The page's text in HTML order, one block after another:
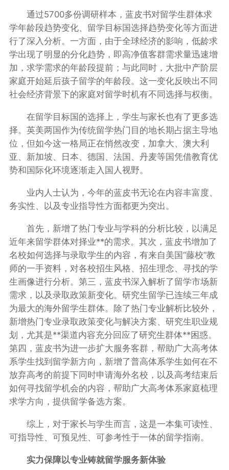
通过5700多份调研样本，蓝皮书对留学生群体求
学年龄段趋势变化、留学目标国选择趋势变化等方面进
行了深入分析。一方面，由于全球经济的影响，低龄求
学出现了明显的分化趋势，即高净值客群需求量迅速增
加，求学需求的年龄段提前；与此同时，大批中产阶层
家庭开始延后孩子留学的年龄段。这一变化反映出不同
社会经济背景下的家庭对留学时机有不同选择与权衡。
在留学目标国的选择上，学生与家长也有了更多选
择。英美两国作为传统留学热门目的地长期占据主导地
位，但如今这一格局正在悄然改变，加拿大、澳大利
亚、新加坡、日本、德国、法国、丹麦等国凭借教育优
势和国际化环境逐渐走入国人视野。
业内人士认为，今年的蓝皮书无论在内容丰富度、
务实性、以及专业指导性方面都更为突出。
首先，新增了热门专业与学科的分析比较，以满足
近年来留学群体对择业**的需求。其次，蓝皮书增加了
名校如何选择与录取学生的内容，有来自美国“藤校”教
师的一手资料，对各校招生风格、招生理念、寻找的学
生画像进行分析。第三，蓝皮书深入解析了留学市场新
需求，以及录取政策新变化。研究生留学已连续三年成
为最大的海外留学生群体。除了热门专业解析比较外，
新增热门专业录取政策变化与解决方案、研究生职业规
划，尤其是**渠道内容充分回应了研究生群体**困惑。
第四，蓝皮书为进一步扩大服务客群，帮助广大高考体
系学生找到留学新方向，新增了普高体系学生如何在不
放弃高考的前提下同时申请海外名校，以及高考结束后
如何寻找留学机会的内容，帮助广大高考体系家庭梳理
求学方向，提供留学备选方案。
综上，对于家长与学生而言，这是一本集可读性、
可指导性、可预见性、可参考性于一体的留学指南。
实力保障以专业铸就留学服务新体验